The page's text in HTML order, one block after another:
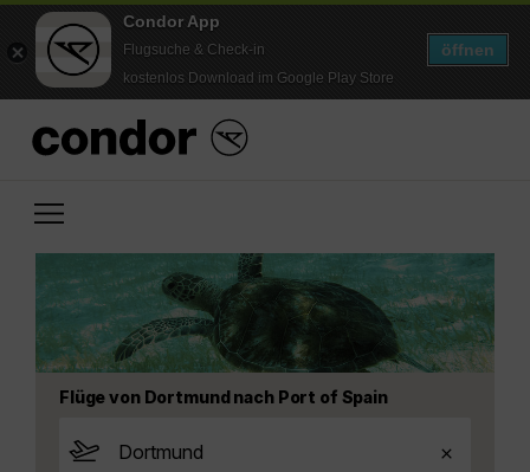
Condor App
Flugsuche & Check-in
kostenlos Download im Google Play Store
öffnen
Flüge von Dortmund nach Port of Spain